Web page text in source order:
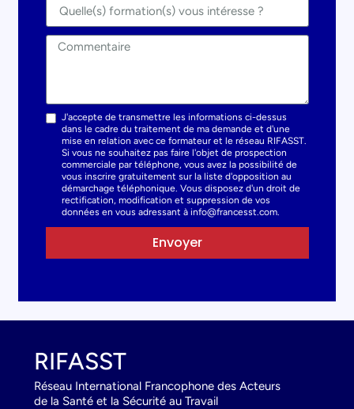
J'accepte de transmettre les informations ci-dessus
dans le cadre du traitement de ma demande et d'une
mise en relation avec ce formateur et le réseau RIFASST.
Si vous ne souhaitez pas faire l'objet de prospection
commerciale par téléphone, vous avez la possibilité de
vous inscrire gratuitement sur la liste d'opposition au
démarchage téléphonique. Vous disposez d'un droit de
rectification, modification et suppression de vos
données en vous adressant à info@francesst.com.
Envoyer
RIFASST
Réseau International Francophone des Acteurs
de la Santé et la Sécurité au Travail